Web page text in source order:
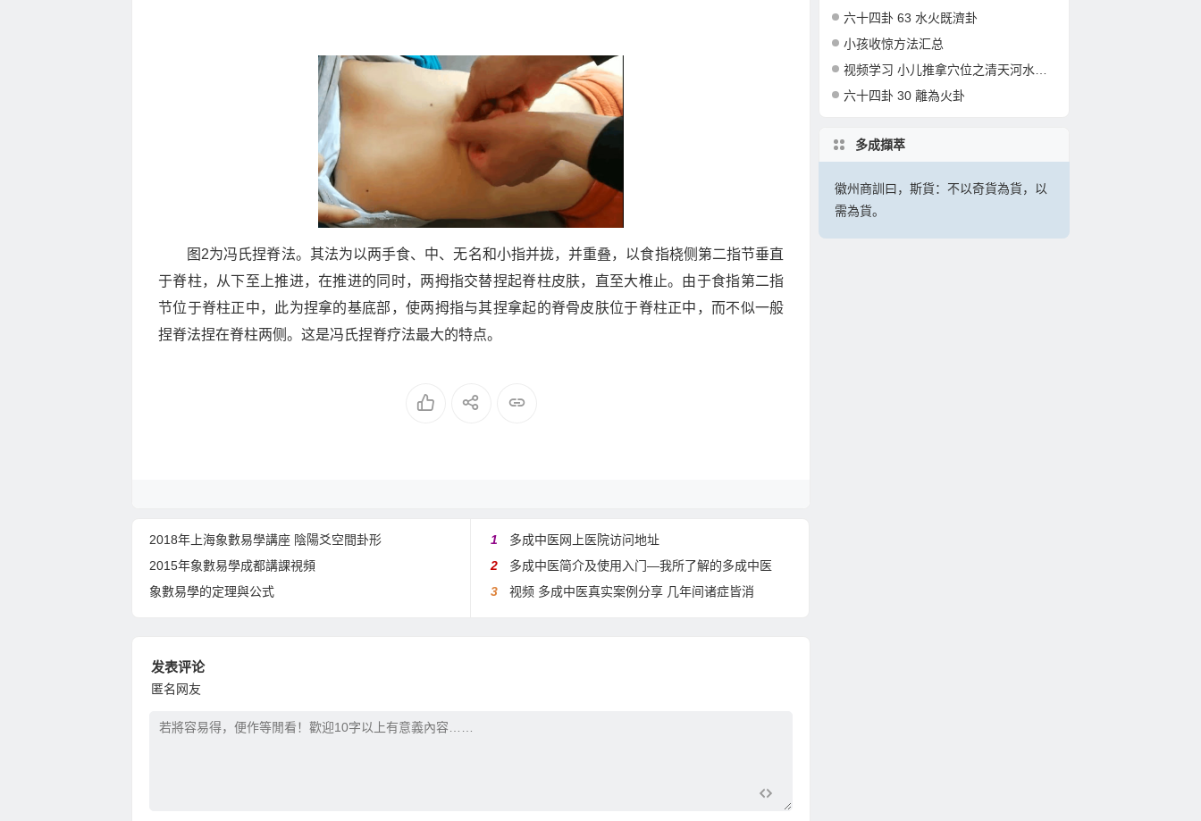
图2为冯氏捏脊法。其法为以两手食、中、无名和小指并拢，并重叠，以食指桡侧第二指节垂直
于脊柱，从下至上推进，在推进的同时，两拇指交替捏起脊柱皮肤，直至大椎止。由于食指第二指
节位于脊柱正中，此为捏拿的基底部，使两拇指与其捏拿起的脊骨皮肤位于脊柱正中，而不似一般
捏脊法捏在脊柱两侧。这是冯氏捏脊疗法最大的特点。
2018年上海象數易學講座 陰陽爻空間卦形
2015年象數易學成都講課視頻
象數易學的定理與公式
1
多成中医网上医院访问地址
2
多成中医简介及使用入门—我所了解的多成中医
3
视频 多成中医真实案例分享 几年间诸症皆消
发表评论
匿名网友
六十四卦 63 水火既濟卦
小孩收惊方法汇总
视频学习 小儿推拿穴位之清天河水的准确定位和操作
六十四卦 30 離為火卦
多成擷萃
徽州商訓曰，斯貨：不以奇貨為貨，以
需為貨。